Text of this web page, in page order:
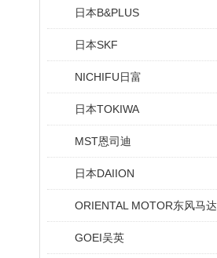
日本B&PLUS
日本SKF
NICHIFU日富
日本TOKIWA
MST恩司迪
日本DAIION
ORIENTAL MOTOR东风马达
GOEI吴英